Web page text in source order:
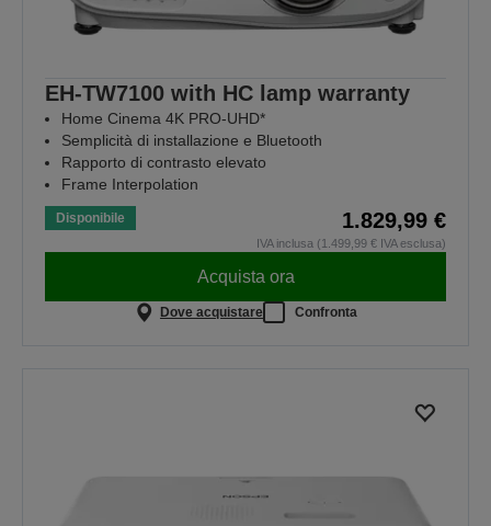
EH-TW7100 with HC lamp warranty
Home Cinema 4K PRO-UHD*
Semplicità di installazione e Bluetooth
Rapporto di contrasto elevato
Frame Interpolation
Disponibile 1.829,99 €
IVA inclusa (1.499,99 € IVA esclusa)
Acquista ora
Dove acquistare Confronta